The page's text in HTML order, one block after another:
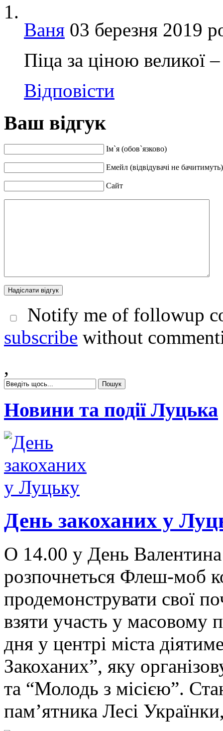
Ваня 03 березня 2019
Піца за ціною великої
Відповіcти
Ваш відгук
Ім`я (обов`язково)
Емейл (відвідувачі не
Сайт
Notify me of followup
subscribe without
,
Новини та події Луцька
День закоханих у
О 14.00 у День
розпочнеться Флеш-моб
продемонструвати свої
взяти участь у масовому
дня у центрі міста
Закоханих”, яку
та “Молодь з місією”.
пам’ятника Лесі